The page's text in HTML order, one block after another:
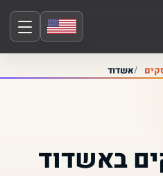
אשדוד
באשדוד